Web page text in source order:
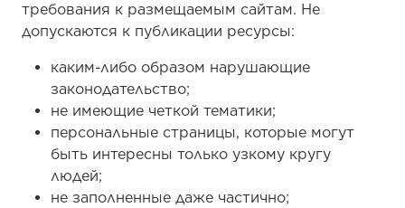
требования к размещаемым сайтам. Не
допускаются к публикации ресурсы:
каким-либо образом нарушающие
законодательство;
не имеющие четкой тематики;
персональные страницы, которые могут
быть интересны только узкому кругу
людей;
не заполненные даже частично;